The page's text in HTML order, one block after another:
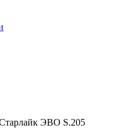
ЭВО S.205